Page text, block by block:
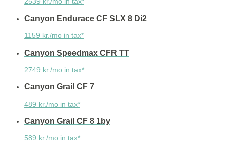
Canyon Endurace CF SLX 8 Di2
1159 kr./mo in tax*
Canyon Speedmax CFR TT
2749 kr./mo in tax*
Canyon Grail CF 7
489 kr./mo in tax*
Canyon Grail CF 8 1by
589 kr./mo in tax*